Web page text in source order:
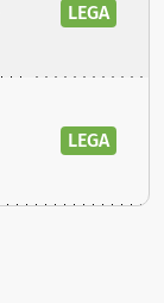
LEGA
LEGA